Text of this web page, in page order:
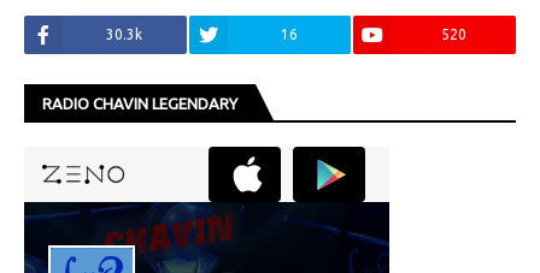
30.3k 16 520
RADIO CHAVIN LEGENDARY